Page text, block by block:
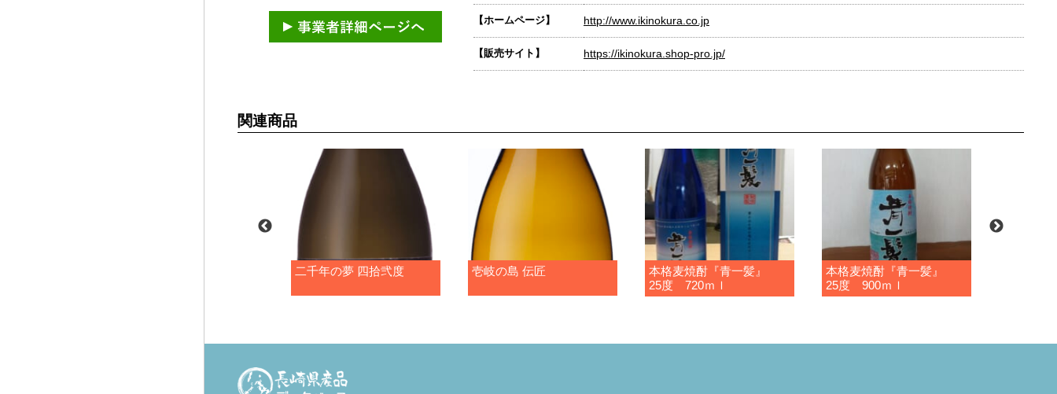
【ホームページ】 http://www.ikinokura.co.jp
【販売サイト】 https://ikinokura.shop-pro.jp/
関連商品
二千年の夢 四拾弐度 壱岐の島 伝匠
本格麦焼酎『青一髪』
25度 720ｍｌ
本格麦焼酎『青一髪』
25度 900ｍｌ